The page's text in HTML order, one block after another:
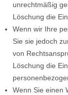
unrechtmäßig
Löschung die
Wenn wir Ihre
Sie sie jedoch
von
Löschung die
Wenn Sie einen